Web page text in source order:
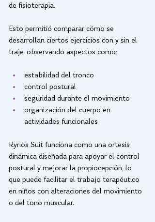
de fisioterapia.
Esto permitió comparar cómo se
desarrollan ciertos ejercicios con y sin el
traje, observando aspectos como:
estabilidad del tronco
control postural
seguridad durante el movimiento
organización del cuerpo en
actividades funcionales
Kyrios Suit funciona como una ortesis
dinámica diseñada para apoyar el control
postural y mejorar la propiocepción, lo
que puede facilitar el trabajo terapéutico
en niños con alteraciones del movimiento
o del tono muscular.